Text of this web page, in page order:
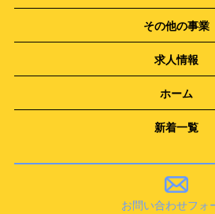
その他の事業
求人情報
ホーム
新着一覧
お問い合わせフォ